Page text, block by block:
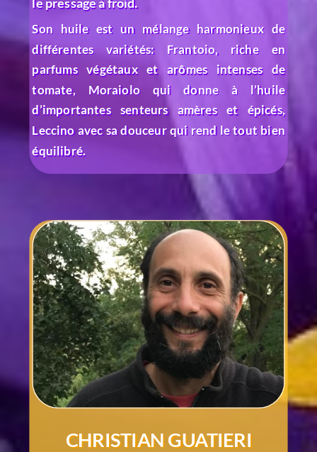
le pressage à froid.
Son huile est un mélange harmonieux de
différentes variétés: Frantoio, riche en
parfums végétaux et arômes intenses de
tomate, Moraiolo qui donne à l’huile
d’importantes senteurs amères et épicés,
Leccino avec sa douceur qui rend le tout bien
équilibré.
CHRISTIAN GUATIERI